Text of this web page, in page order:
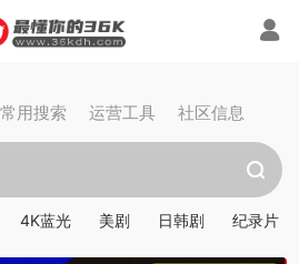
常用搜索 运营工具 社区信息
4K蓝光 美剧 日韩剧 纪录片